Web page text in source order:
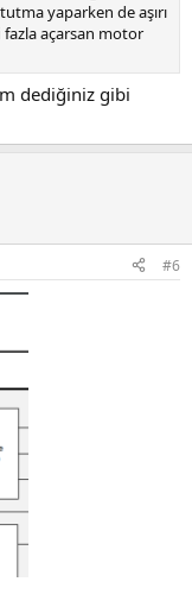
yaparken de aşırı
fazla açarsan motor
dediğiniz gibi
#6